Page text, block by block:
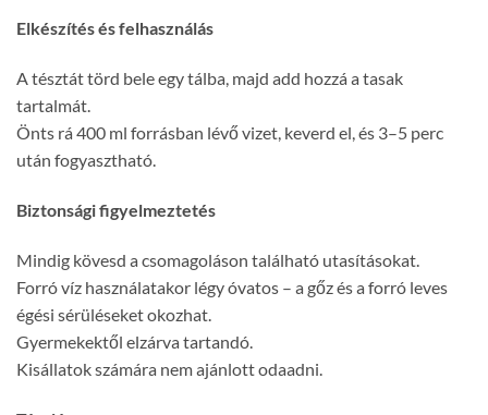
Elkészítés és felhasználás
A tésztát törd bele egy tálba, majd add hozzá a tasak
tartalmát.
Önts rá 400 ml forrásban lévő vizet, keverd el, és 3–5 perc
után fogyasztható.
Biztonsági figyelmeztetés
Mindig kövesd a csomagoláson található utasításokat.
Forró víz használatakor légy óvatos – a gőz és a forró leves
égési sérüléseket okozhat.
Gyermekektől elzárva tartandó.
Kisállatok számára nem ajánlott odaadni.